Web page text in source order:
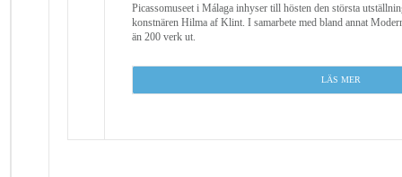
Picassomuseet i Málaga inhyser till hösten den största
konstnären Hilma af Klint. I samarbete med bland annat
än 200 verk ut.
LÄS MER